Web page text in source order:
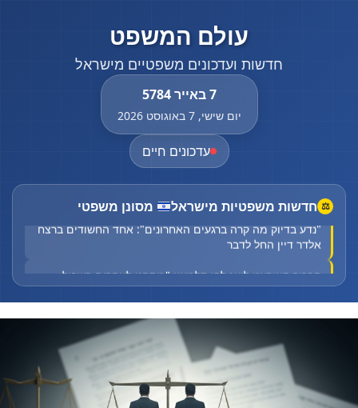
7 באייר 5784
יום שישי, 7 באוגוסט 2026
עולם המשפט
חדשות ועדכונים משפטיים מישראל
עדכונים חיים
⚖ חדשות משפטיות מישראל מסונן משפטי
"נדע בדיוק מה קרה ברגעים האחרונים": אחד החשודים ברצח
אלדר דיין החל לדבר
הבכיר האיראני לועג לבן סלמאן: "מתחנן לאחרים בשביל
ביטחון"
"נדע בדיוק מה קרה ברגעים האחרונים": אחד החשודים ברצח
הבכיר האיראני לועג לבן סלמאן: "מתחנן לאחרים בשביל
ביטחון"